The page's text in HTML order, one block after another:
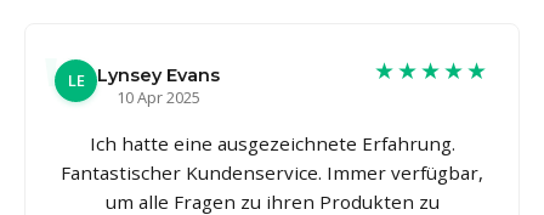
LE
Lynsey Evans
10 Apr 2025
★★★★★
Ich hatte eine ausgezeichnete Erfahrung.
Fantastischer Kundenservice. Immer verfügbar,
um alle Fragen zu ihren Produkten zu